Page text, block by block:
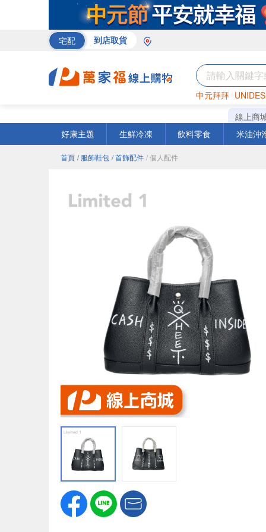
宅配 到店取貨
中元拜拜
巧克力 衛生紙
線上商
好康主題
生鮮冷凍 飲料零食 米油沖
首頁 / 服飾鞋包 / 首飾配件 / 個人配件